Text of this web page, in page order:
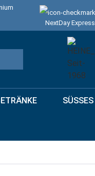
NextDay Express
SÜSSES